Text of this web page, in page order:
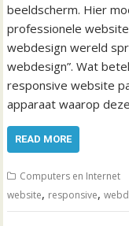
beeldscherm. Hier
professionele
webdesign wereld
webdesign”. Wat
responsive website
apparaat waarop
READ MORE
Computers en Internet
website, responsive,